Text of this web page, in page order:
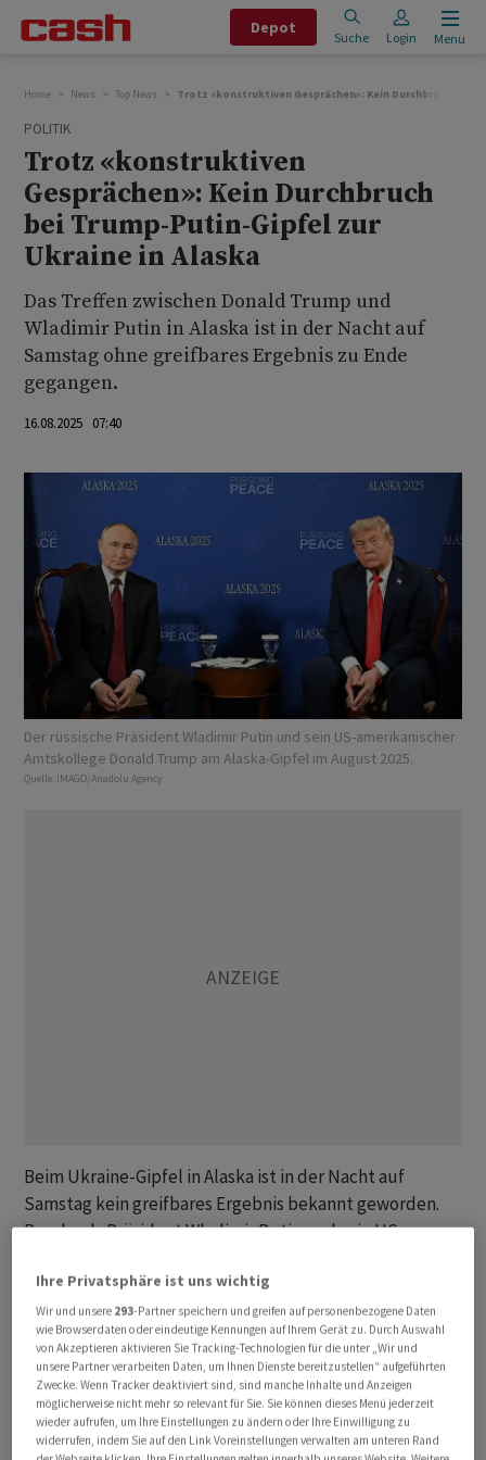
Depot
Suche Login Menu
Home News Top News Trotz «konstruktiven Gesprächen»: Kein Durchbruch bei
POLITIK
Trotz «konstruktiven
Gesprächen»: Kein Durchbruch
bei Trump-Putin-Gipfel zur
Ukraine in Alaska
Das Treffen zwischen Donald Trump und
Wladimir Putin in Alaska ist in der Nacht auf
Samstag ohne greifbares Ergebnis zu Ende
gegangen.
16.08.2025 07:40
Der russische Präsident Wladimir Putin und sein US-amerikanischer
Amtskollege Donald Trump am Alaska-Gipfel im August 2025.
Quelle: IMAGO/Anadolu Agency
Beim Ukraine-Gipfel in Alaska ist in der Nacht auf
Samstag kein greifbares Ergebnis bekannt geworden.
Russlands Präsident Wladimir Putin und sein US-
anschliessend von konstruktiven und produktiven
Gesprächen. «Wir haben das Ziel noch nicht erreicht»,
sagte Trump jedoch nach dem Treffen auf einem
Luftwaffenstützpunkt in Anchorage vor der Presse.
«Aber die Chancen stehen sehr gut, dass wir es
erreichen.» Putin sagte, der Gipfel könne hoffentlich ein
Ausgangspunkt sein, um den Ukraine-Konflikt
Ihre Privatsphäre ist uns wichtig
Wir und unsere 293-Partner speichern und greifen auf personenbezogene Daten
wie Browserdaten oder eindeutige Kennungen auf Ihrem Gerät zu. Durch Auswahl
von Akzeptieren aktivieren Sie Tracking-Technologien für die unter „Wir und
unsere Partner verarbeiten Daten, um Ihnen Dienste bereitzustellen“ aufgeführten
Zwecke. Wenn Tracker deaktiviert sind, sind manche Inhalte und Anzeigen
möglicherweise nicht mehr so relevant für Sie. Sie können dieses Menü jederzeit
wieder aufrufen, um Ihre Einstellungen zu ändern oder Ihre Einwilligung zu
widerrufen, indem Sie auf den Link Voreinstellungen verwalten am unteren Rand